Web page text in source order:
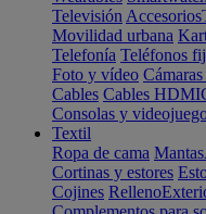
Televisión Accesorios
Movilidad urbana
Telefonía Teléfonos
Foto y vídeo
Cables Cables HDMI
Consolas y
Textil
Ropa de cama Mantas
Cortinas y estores
Cojines Relleno